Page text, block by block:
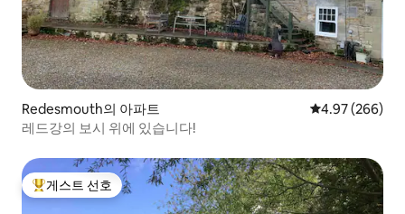
Redesmouth의 아파트 평점 4.97점(5
4.97 (266)
레드강의 보시 위에 있습니다!
상위 게스트 선호
게스트 선호